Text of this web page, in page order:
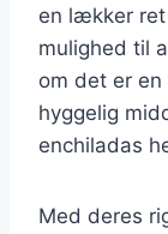
en lækker
mulighed til
om det er
hyggelig
enchiladas
Med deres